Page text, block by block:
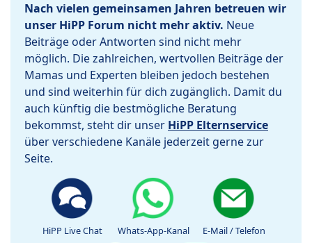
Nach vielen gemeinsamen Jahren betreuen wir
unser HiPP Forum nicht mehr aktiv. Neue
Beiträge oder Antworten sind nicht mehr
möglich. Die zahlreichen, wertvollen Beiträge der
Mamas und Experten bleiben jedoch bestehen
und sind weiterhin für dich zugänglich. Damit du
auch künftig die bestmögliche Beratung
bekommst, steht dir unser HiPP Elternservice
über verschiedene Kanäle jederzeit gerne zur
Seite.
HiPP Live Chat Whats-App-Kanal E-Mail / Telefon